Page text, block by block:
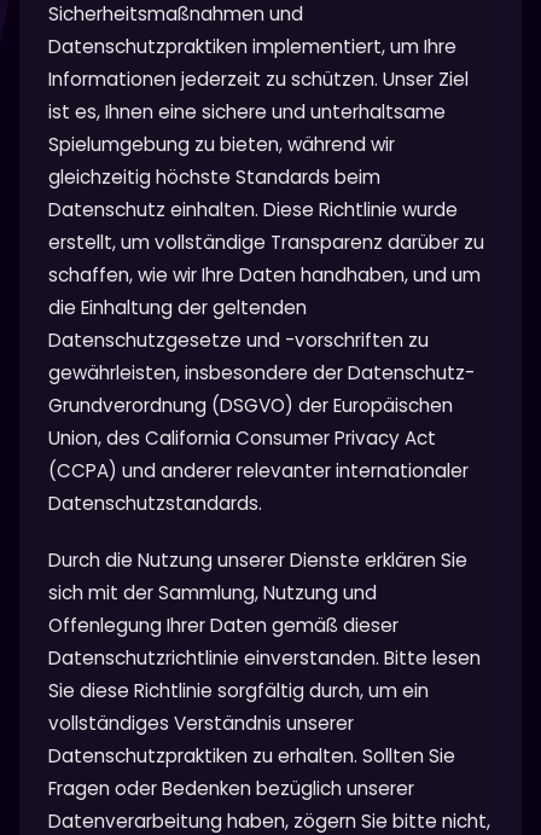
Sicherheitsmaßnahmen und
Datenschutzpraktiken implementiert, um Ihre
Informationen jederzeit zu schützen. Unser Ziel
ist es, Ihnen eine sichere und unterhaltsame
Spielumgebung zu bieten, während wir
gleichzeitig höchste Standards beim
Datenschutz einhalten. Diese Richtlinie wurde
erstellt, um vollständige Transparenz darüber zu
schaffen, wie wir Ihre Daten handhaben, und um
die Einhaltung der geltenden
Datenschutzgesetze und -vorschriften zu
gewährleisten, insbesondere der Datenschutz-
Grundverordnung (DSGVO) der Europäischen
Union, des California Consumer Privacy Act
(CCPA) und anderer relevanter internationaler
Datenschutzstandards.
Durch die Nutzung unserer Dienste erklären Sie
sich mit der Sammlung, Nutzung und
Offenlegung Ihrer Daten gemäß dieser
Datenschutzrichtlinie einverstanden. Bitte lesen
Sie diese Richtlinie sorgfältig durch, um ein
vollständiges Verständnis unserer
Datenschutzpraktiken zu erhalten. Sollten Sie
Fragen oder Bedenken bezüglich unserer
Datenverarbeitung haben, zögern Sie bitte nicht,